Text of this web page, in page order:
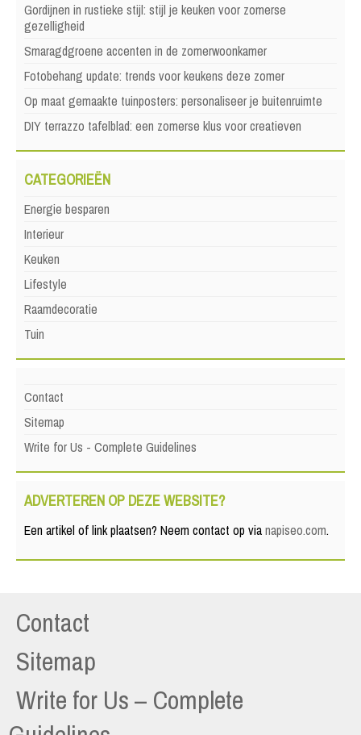
Gordijnen in rustieke stijl: stijl je keuken voor zomerse
gezelligheid
Smaragdgroene accenten in de zomerwoonkamer
Fotobehang update: trends voor keukens deze zomer
Op maat gemaakte tuinposters: personaliseer je buitenruimte
DIY terrazzo tafelblad: een zomerse klus voor creatieven
CATEGORIEËN
Energie besparen
Interieur
Keuken
Lifestyle
Raamdecoratie
Tuin
Contact
Sitemap
Write for Us - Complete Guidelines
ADVERTEREN OP DEZE WEBSITE?
Een artikel of link plaatsen? Neem contact op vianapiseo.com.
Contact
Sitemap
Write for Us – Complete